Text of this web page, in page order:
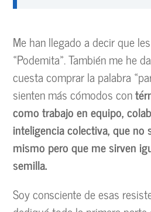
Me han llegado a decir que
«Podemita». También me he
cuesta comprar la palabra
sienten más cómodos con
como trabajo en equipo,
inteligencia colectiva, que no
mismo pero que me sirven
semilla.
Soy consciente de esas